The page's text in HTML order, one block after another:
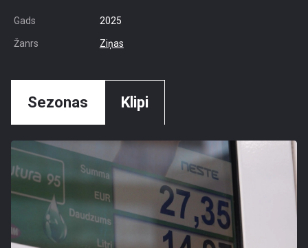
Gads 2025
Žanrs Ziņas
Sezonas Klipi